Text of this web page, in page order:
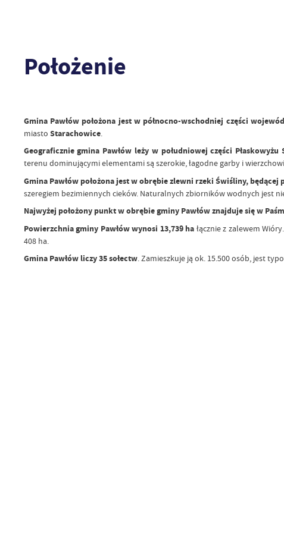
Położenie
Gmina Pawłów położona jest w północno-wschodniej części
miasto Starachowice.
Geograficznie gmina Pawłów leży w południowej części
terenu dominującymi elementami są szerokie, łagodne garby i
Gmina Pawłów położona jest w obrębie zlewni rzeki Świśliny, będącej
szeregiem bezimiennych cieków. Naturalnych zbiorników wodnych jest
Najwyżej położony punkt w obrębie gminy Pawłów znajduje się w
Powierzchnia gminy Pawłów wynosi 13,739 ha łącznie z zalewem
408 ha.
Gmina Pawłów liczy 35 sołectw. Zamieszkuje ją ok. 15.500 osób, jest